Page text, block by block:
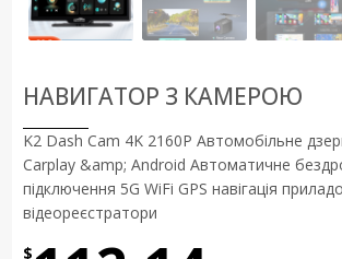
НАВИГАТОР З КАМЕРОЮ
K2 Dash Cam 4K 2160P Автомобільне
Carplay &amp; Android Автоматичне
підключення 5G WiFi GPS навігація
відеореєстратори
$